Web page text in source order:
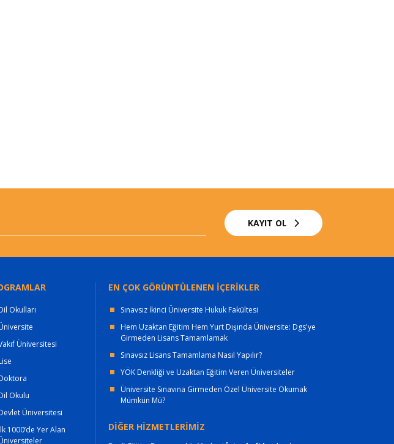
KAYIT OL
Okulları
Üniversitesi
Okulu
Üniversitesi
1000’de Yer Alan
EN ÇOK GÖRÜNTÜLENEN İÇERİKLER
Sınavsız İkinci Üniversite Hukuk Fakültesi
Hem Uzaktan Eğitim Hem Yurt Dışında Üniversite: Dgs'ye
Girmeden Lisans Tamamlamak
Sınavsız Lisans Tamamlama Nasıl Yapılır?
YÖK Denkliği ve Uzaktan Eğitim Veren Üniversiteler
Üniversite Sınavına Girmeden Özel Üniversite Okumak
Mümkün Mü?
DİĞER HİZMETLERİMİZ